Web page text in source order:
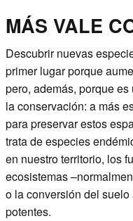
MÁS VALE
Descubrir nuevas
primer lugar porque
pero, además, porque
la conservación: a más
para preservar estos
trata de especies
en nuestro territorio, los
ecosistemas
o la conversión del
potentes.